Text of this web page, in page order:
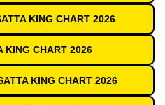
KING CHART 2026
KING CHART 2026
KING CHART 2026